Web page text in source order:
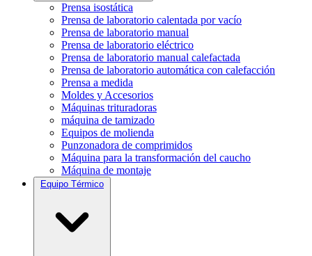
Prensa isostática
Prensa de laboratorio calentada por vacío
Prensa de laboratorio manual
Prensa de laboratorio eléctrico
Prensa de laboratorio manual calefactada
Prensa de laboratorio automática con calefacción
Prensa a medida
Moldes y Accesorios
Máquinas trituradoras
máquina de tamizado
Equipos de molienda
Punzonadora de comprimidos
Máquina para la transformación del caucho
Máquina de montaje
Equipo Térmico